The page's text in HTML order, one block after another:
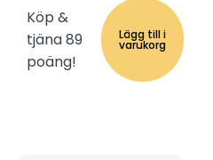
Köp &
tjäna 89
poäng!
Lägg till i
varukorg